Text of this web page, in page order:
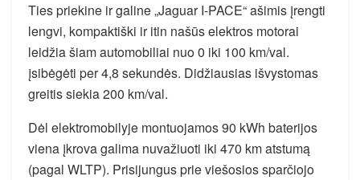
Ties priekine ir galine „Jaguar I-PACE“ ašimis įrengti
lengvi, kompaktiški ir itin našūs elektros motorai
leidžia šiam automobiliai nuo 0 iki 100 km/val.
įsibėgėti per 4,8 sekundės. Didžiausias išvystomas
greitis siekia 200 km/val.
Dėl elektromobilyje montuojamos 90 kWh baterijos
viena įkrova galima nuvažiuoti iki 470 km atstumą
(pagal WLTP). Prisijungus prie viešosios sparčiojo